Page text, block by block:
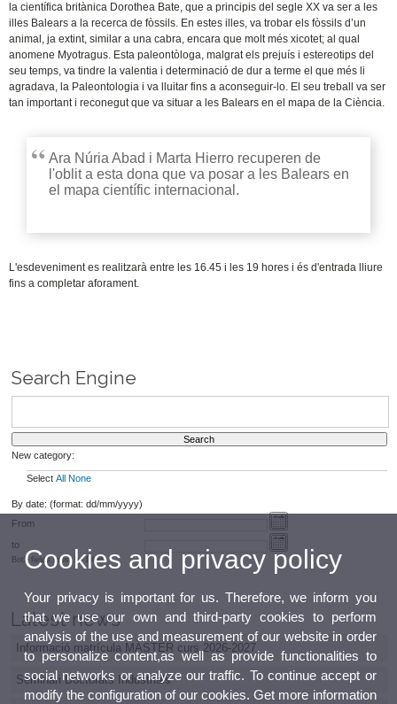
la científica britànica Dorothea Bate, que a principis del segle XX va ser a les
illes Balears a la recerca de fòssils. En estes illes, va trobar els fòssils d’un
animal, ja extint, similar a una cabra, encara que molt més xicotet; al qual
anomene Myotragus. Esta paleontòloga, malgrat els prejuís i estereotips del
seu temps, va tindre la valentia i determinació de dur a terme el que més li
agradava, la Paleontologia i va lluitar fins a aconseguir-lo. El seu treball va ser
tan important i reconegut que va situar a les Balears en el mapa de la Ciència.
Ara Núria Abad i Marta Hierro recuperen de
l'oblit a esta dona que va posar a les Balears en
el mapa científic internacional.
L'esdeveniment es realitzarà entre les 16.45 i les 19 hores i és d'entrada lliure
fins a completar aforament.
Search Engine
New category:
Select All None
By date: (format: dd/mm/yyyy)
From
to
Both fields must be filled
Latest news
Informació matrícula MÀSTER curs 2026-2027
Seminari Doctorats Industrials
Cookies and privacy policy
Your privacy is important for us. Therefore, we inform you
that we use our own and third-party cookies to perform
analysis of the use and measurement of our website in order
to personalize content,as well as provide functionalities to
social networks or analyze our traffic. To continue accept or
modify the configuration of our cookies. Get more information